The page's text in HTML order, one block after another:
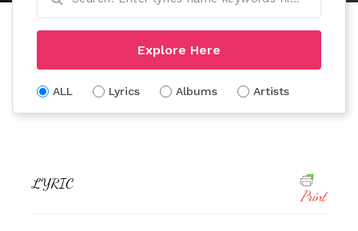
Explore Here
ALL Lyrics Albums Artists
LYRIC
Print